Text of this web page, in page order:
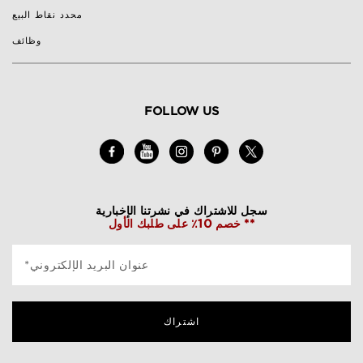
محدد نقاط البيع
وظائف
FOLLOW US
سجل للاشتراك في نشرتنا الإخبارية
خصم 10٪ على طلبك الأول **
*عنوان البريد الإلكتروني
اشتراك